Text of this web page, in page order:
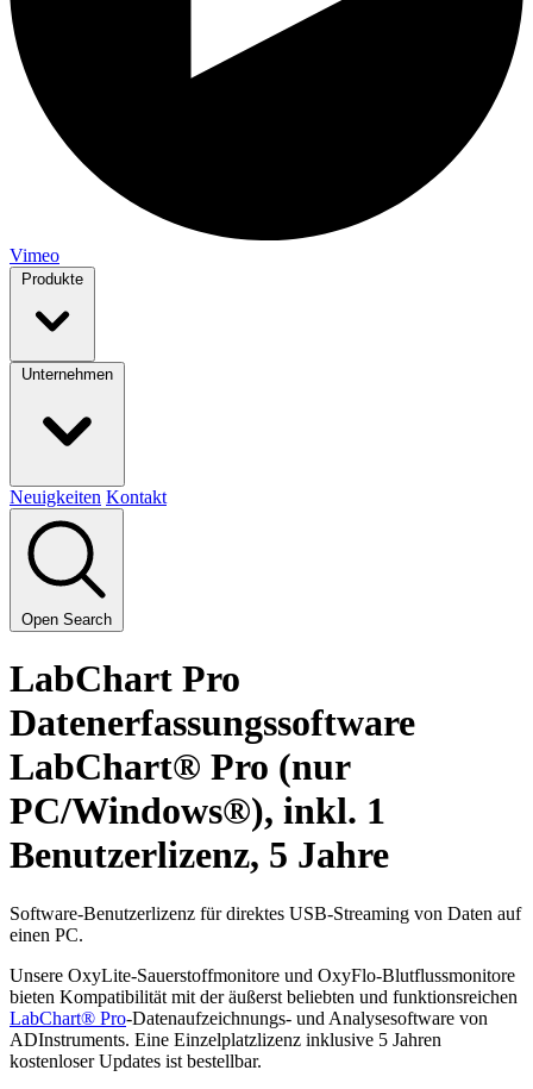
Vimeo
Produkte
Unternehmen
Neuigkeiten Kontakt
Open Search
LabChart Pro
Datenerfassungssoftware
LabChart® Pro (nur
PC/Windows®), inkl. 1
Benutzerlizenz, 5 Jahre
Software-Benutzerlizenz für direktes USB-Streaming von Daten auf
einen PC.
Unsere OxyLite-Sauerstoffmonitore und OxyFlo-Blutflussmonitore
bieten Kompatibilität mit der äußerst beliebten und funktionsreichen
LabChart® Pro-Datenaufzeichnungs- und Analysesoftware von
ADInstruments. Eine Einzelplatzlizenz inklusive 5 Jahren
kostenloser Updates ist bestellbar.